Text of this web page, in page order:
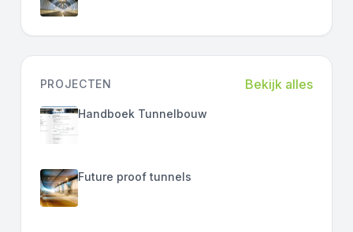
PROJECTEN Bekijk alles
Handboek Tunnelbouw
Future proof tunnels